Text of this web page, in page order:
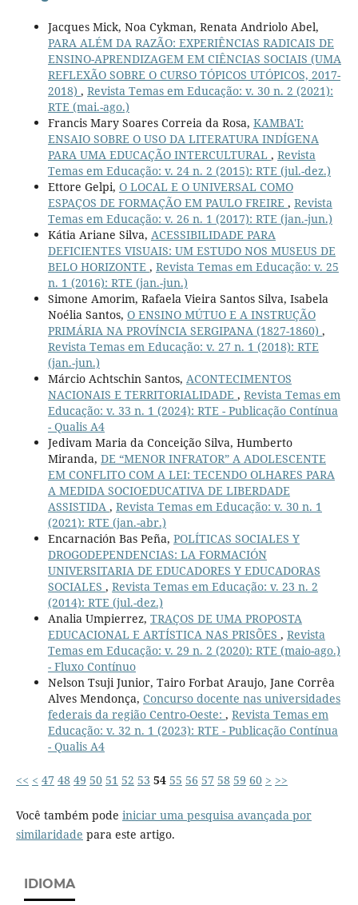
Jacques Mick, Noa Cykman, Renata Andriolo Abel,
PARA ALÉM DA RAZÃO: EXPERIÊNCIAS RADICAIS DE
ENSINO-APRENDIZAGEM EM CIÊNCIAS SOCIAIS (UMA
REFLEXÃO SOBRE O CURSO TÓPICOS UTÓPICOS, 2017-
2018) , Revista Temas em Educação: v. 30 n. 2 (2021):
RTE (mai.-ago.)
Francis Mary Soares Correia da Rosa, KAMBA'I:
ENSAIO SOBRE O USO DA LITERATURA INDÍGENA
PARA UMA EDUCAÇÃO INTERCULTURAL , Revista
Temas em Educação: v. 24 n. 2 (2015): RTE (jul.-dez.)
Ettore Gelpi, O LOCAL E O UNIVERSAL COMO
ESPAÇOS DE FORMAÇÃO EM PAULO FREIRE , Revista
Temas em Educação: v. 26 n. 1 (2017): RTE (jan.-jun.)
Kátia Ariane Silva, ACESSIBILIDADE PARA
DEFICIENTES VISUAIS: UM ESTUDO NOS MUSEUS DE
BELO HORIZONTE , Revista Temas em Educação: v. 25
n. 1 (2016): RTE (jan.-jun.)
Simone Amorim, Rafaela Vieira Santos Silva, Isabela
Noélia Santos, O ENSINO MÚTUO E A INSTRUÇÃO
PRIMÁRIA NA PROVÍNCIA SERGIPANA (1827-1860) ,
Revista Temas em Educação: v. 27 n. 1 (2018): RTE
(jan.-jun.)
Márcio Achtschin Santos, ACONTECIMENTOS
NACIONAIS E TERRITORIALIDADE , Revista Temas em
Educação: v. 33 n. 1 (2024): RTE - Publicação Contínua
- Qualis A4
Jedivam Maria da Conceição Silva, Humberto
Miranda, DE “MENOR INFRATOR” A ADOLESCENTE
EM CONFLITO COM A LEI: TECENDO OLHARES PARA
A MEDIDA SOCIOEDUCATIVA DE LIBERDADE
ASSISTIDA , Revista Temas em Educação: v. 30 n. 1
(2021): RTE (jan.-abr.)
Encarnación Bas Peña, POLÍTICAS SOCIALES Y
DROGODEPENDENCIAS: LA FORMACIÓN
UNIVERSITARIA DE EDUCADORES Y EDUCADORAS
SOCIALES , Revista Temas em Educação: v. 23 n. 2
(2014): RTE (jul.-dez.)
Analia Umpierrez, TRAÇOS DE UMA PROPOSTA
EDUCACIONAL E ARTÍSTICA NAS PRISÕES , Revista
Temas em Educação: v. 29 n. 2 (2020): RTE (maio-ago.)
- Fluxo Contínuo
Nelson Tsuji Junior, Tairo Forbat Araujo, Jane Corrêa
Alves Mendonça, Concurso docente nas universidades
federais da região Centro-Oeste: , Revista Temas em
Educação: v. 32 n. 1 (2023): RTE - Publicação Contínua
- Qualis A4
<< < 47 48 49 50 51 52 53 54 55 56 57 58 59 60 > >>
Você também pode iniciar uma pesquisa avançada por
similaridade para este artigo.
IDIOMA